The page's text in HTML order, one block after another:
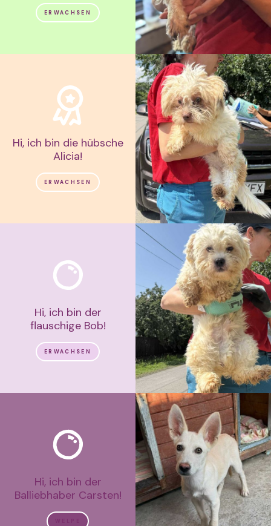
ERWACHSEN
Hi, ich bin die hübsche
Alicia!
ERWACHSEN
Hi, ich bin der
flauschige Bob!
ERWACHSEN
Hi, ich bin der
Balliebhaber Carsten!